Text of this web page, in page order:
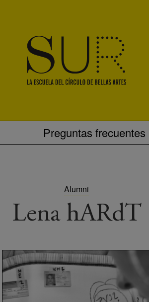
Preguntas frecuentes
Alumni
Lena hARdT